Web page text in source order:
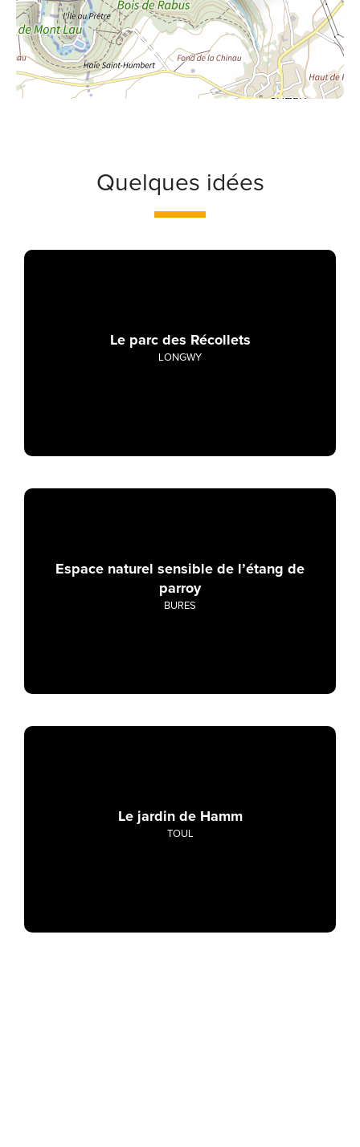
Quelques idées
Le parc des Récollets
LONGWY
Espace naturel sensible de l’étang de
parroy
BURES
Le jardin de Hamm
TOUL